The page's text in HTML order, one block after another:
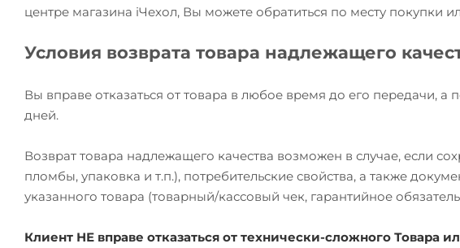
центре магазина iЧехол, Вы можете обратиться по месту покупки
Условия возврата товара надлежащего
Вы вправе отказаться от товара в любое время до его передачи,
дней.
Возврат товара надлежащего качества возможен в случае, если
пломбы, упаковка и т.п.), потребительские свойства, а также
указанного товара (товарный/кассовый чек, гарантийное
Клиент НЕ вправе отказаться от технически-сложного